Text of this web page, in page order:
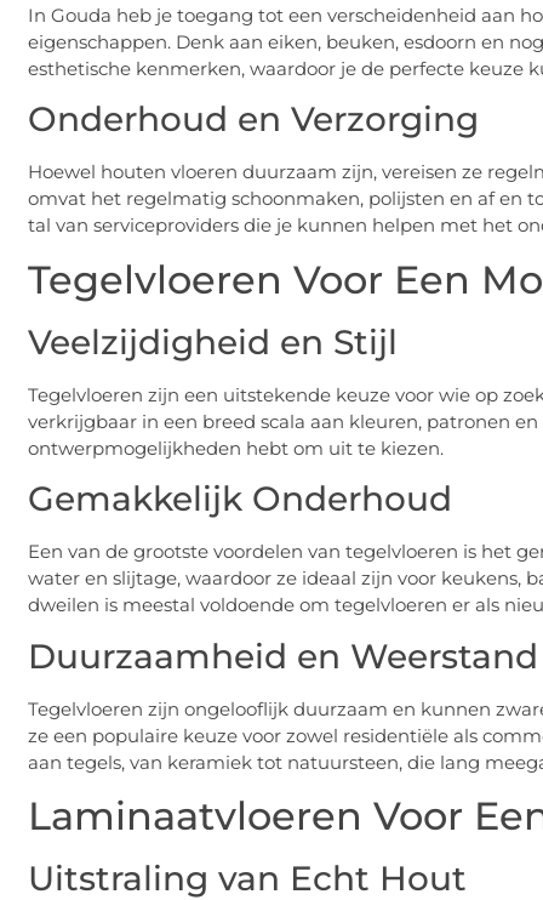
In Gouda heb je toegang tot een verscheidenheid aan
eigenschappen. Denk aan eiken, beuken, esdoorn en
esthetische kenmerken, waardoor je de perfecte keuze
Onderhoud en Verzorging
Hoewel houten vloeren duurzaam zijn, vereisen ze
omvat het regelmatig schoonmaken, polijsten en af en
tal van serviceproviders die je kunnen helpen met het
Tegelvloeren Voor Een
Veelzijdigheid en Stijl
Tegelvloeren zijn een uitstekende keuze voor wie op
verkrijgbaar in een breed scala aan kleuren, patronen
ontwerpmogelijkheden hebt om uit te kiezen.
Gemakkelijk Onderhoud
Een van de grootste voordelen van tegelvloeren is het
water en slijtage, waardoor ze ideaal zijn voor
dweilen is meestal voldoende om tegelvloeren er als
Duurzaamheid en Weerstand
Tegelvloeren zijn ongelooflijk duurzaam en kunnen
ze een populaire keuze voor zowel residentiële als
aan tegels, van keramiek tot natuursteen, die lang
Laminaatvloeren Voor
Uitstraling van Echt Hout